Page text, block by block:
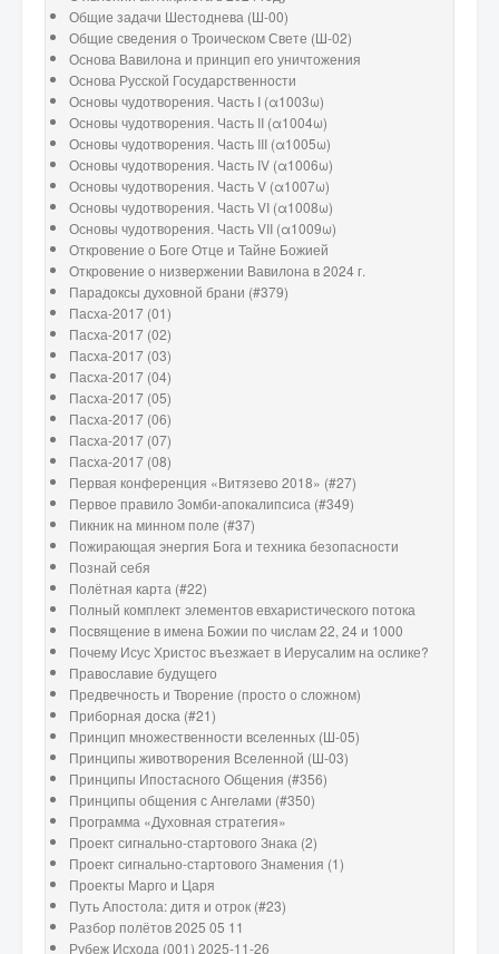
Общие задачи Шестоднева (Ш-00)
Общие сведения о Троическом Свете (Ш-02)
Основа Вавилона и принцип его уничтожения
Основа Русской Государственности
Основы чудотворения. Часть I (α1003ω)
Основы чудотворения. Часть II (α1004ω)
Основы чудотворения. Часть III (α1005ω)
Основы чудотворения. Часть IV (α1006ω)
Основы чудотворения. Часть V (α1007ω)
Основы чудотворения. Часть VI (α1008ω)
Основы чудотворения. Часть VII (α1009ω)
Откровение о Боге Отце и Тайне Божией
Откровение о низвержении Вавилона в 2024 г.
Парадоксы духовной брани (#379)
Пасха-2017 (01)
Пасха-2017 (02)
Пасха-2017 (03)
Пасха-2017 (04)
Пасха-2017 (05)
Пасха-2017 (06)
Пасха-2017 (07)
Пасха-2017 (08)
Первая конференция «Витязево 2018» (#27)
Первое правило Зомби-апокалипсиса (#349)
Пикник на минном поле (#37)
Пожирающая энергия Бога и техника безопасности
Познай себя
Полётная карта (#22)
Полный комплект элементов евхаристического потока
Посвящение в имена Божии по числам 22, 24 и 1000
Почему Исус Христос въезжает в Иерусалим на ослике?
Православие будущего
Предвечность и Творение (просто о сложном)
Приборная доска (#21)
Принцип множественности вселенных (Ш-05)
Принципы животворения Вселенной (Ш-03)
Принципы Ипостасного Общения (#356)
Принципы общения с Ангелами (#350)
Программа «Духовная стратегия»
Проект сигнально-стартового Знака (2)
Проект сигнально-стартового Знамения (1)
Проекты Марго и Царя
Путь Апостола: дитя и отрок (#23)
Разбор полётов 2025 05 11
Рубеж Исхода (001) 2025-11-26